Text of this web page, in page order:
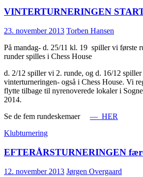
VINTERTURNERINGEN
23. november 2013 Torben Hansen
På mandag- d. 25/11 kl. 19 spiller vi første
runder spilles i Chess House
d. 2/12 spiller vi 2. runde, og d. 16/12
vinterturneringen- også i Chess House. Vi
flytte tilbage til nyrenoverede lokaler i
2014.
Se de fem rundeskemaer — HER
Klubturnering
EFTERÅRSTURNERINGEN
12. november 2013 Jørgen Overgaard